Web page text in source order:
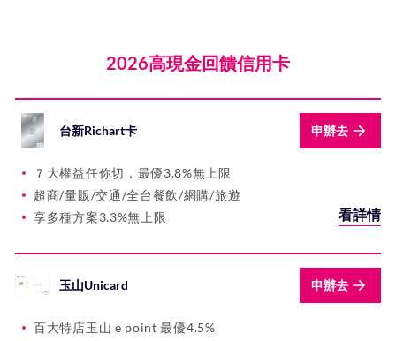
2026高現金回饋信用卡
台新Richart卡 申辦去
７大權益任你切，最優3.8%無上限
超商/量販/交通/全台餐飲/網購/旅遊
享多種方案3.3%無上限
看詳情
玉山Unicard 申辦去
百大特店玉山 e point 最優4.5%